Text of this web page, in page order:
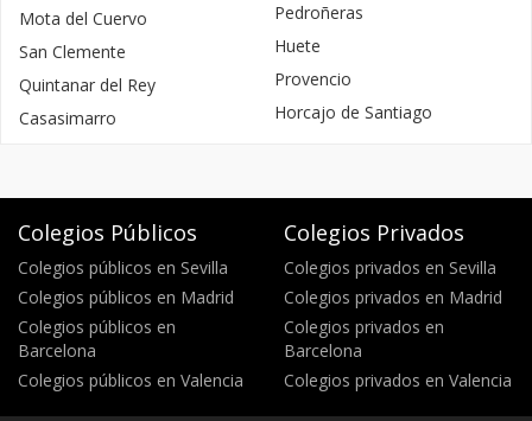
Mota del Cuervo
San Clemente
Quintanar del Rey
Casasimarro
Pedroñeras
Huete
Provencio
Horcajo de Santiago
Colegios Públicos
Colegios públicos en Sevilla
Colegios públicos en Madrid
Colegios públicos en
Barcelona
Colegios públicos en Valencia
Colegios Privados
Colegios privados en Sevilla
Colegios privados en Madrid
Colegios privados en
Barcelona
Colegios privados en Valencia